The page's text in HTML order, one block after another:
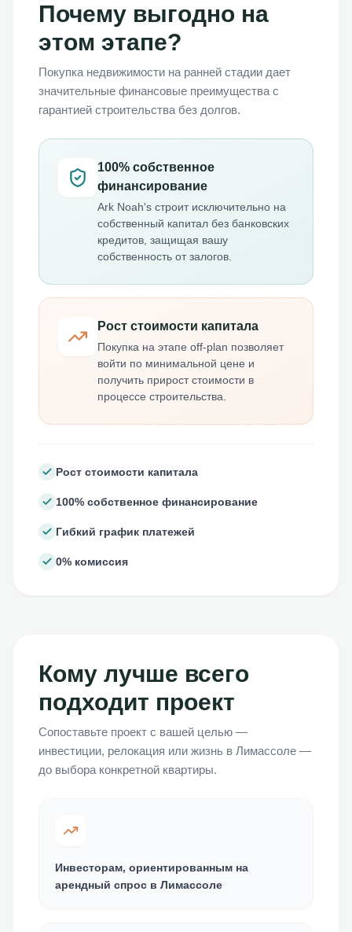
Почему выгодно на
этом этапе?
Покупка недвижимости на ранней стадии дает
значительные финансовые преимущества с
гарантией строительства без долгов.
100% собственное
финансирование
Ark Noah's строит исключительно на
собственный капитал без банковских
кредитов, защищая вашу
собственность от залогов.
Рост стоимости капитала
Покупка на этапе off-plan позволяет
войти по минимальной цене и
получить прирост стоимости в
процессе строительства.
Рост стоимости капитала
100% собственное финансирование
Гибкий график платежей
0% комиссия
Кому лучше всего
подходит проект
Сопоставьте проект с вашей целью —
инвестиции, релокация или жизнь в Лимассоле —
до выбора конкретной квартиры.
Инвесторам, ориентированным на
арендный спрос в Лимассоле